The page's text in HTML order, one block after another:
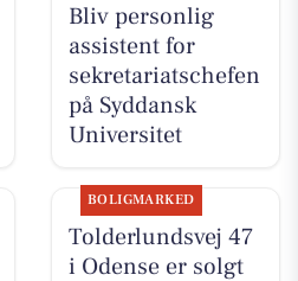
Bliv personlig
assistent for
sekretariatschefen
på Syddansk
Universitet
BOLIGMARKED
Tolderlundsvej 47
i Odense er solgt